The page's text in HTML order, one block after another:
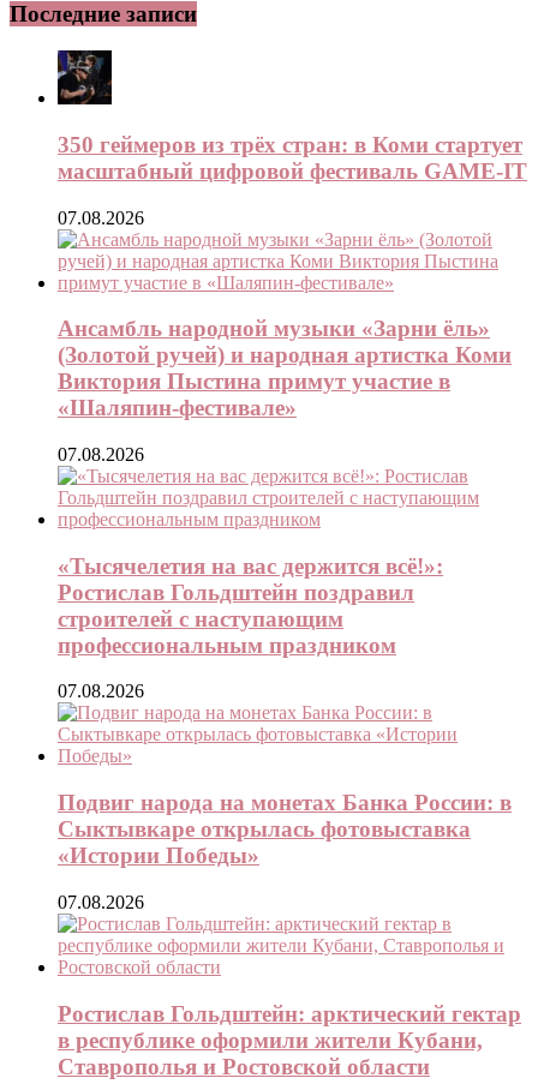
Последние записи
350 геймеров из трёх стран: в Коми стартует
масштабный цифровой фестиваль GAME-IT
07.08.2026
Ансамбль народной музыки «Зарни ёль»
(Золотой ручей) и народная артистка Коми
Виктория Пыстина примут участие в
«Шаляпин-фестивале»
07.08.2026
«Тысячелетия на вас держится всё!»:
Ростислав Гольдштейн поздравил
строителей с наступающим
профессиональным праздником
07.08.2026
Подвиг народа на монетах Банка России: в
Сыктывкаре открылась фотовыставка
«Истории Победы»
07.08.2026
Ростислав Гольдштейн: арктический гектар
в республике оформили жители Кубани,
Ставрополья и Ростовской области